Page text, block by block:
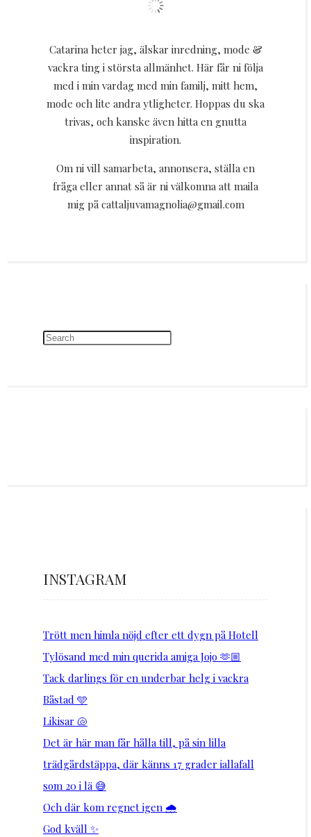
Catarina heter jag, älskar inredning, mode &
vackra ting i största allmänhet. Här får ni följa
med i min vardag med min familj, mitt hem,
mode och lite andra ytligheter. Hoppas du ska
trivas, och kanske även hitta en gnutta
inspiration.
Om ni vill samarbeta, annonsera, ställa en
fråga eller annat så är ni välkomna att maila
mig på cattaljuvamagnolia@gmail.com
INSTAGRAM
Trött men himla nöjd efter ett dygn på Hotell
Tylösand med min querida amiga Jojo 🫶🏼
Tack darlings för en underbar helg i vackra
Båstad 🩵
Likisar 🐚
Det är här man får hålla till, på sin lilla
trädgårdstäppa, där känns 17 grader iallafall
som 20 i lä 😅
Och där kom regnet igen 🌧️
God kväll ✨